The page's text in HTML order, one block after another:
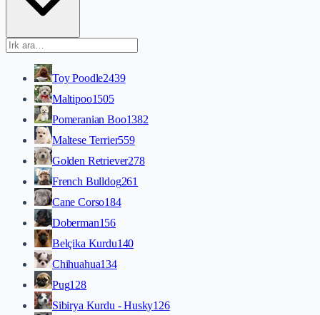
Toy Poodle2439
Maltipoo1505
Pomeranian Boo1382
Maltese Terrier559
Golden Retriever278
French Bulldog261
Cane Corso184
Doberman156
Belçika Kurdu140
Chihuahua134
Pug128
Sibirya Kurdu - Husky126